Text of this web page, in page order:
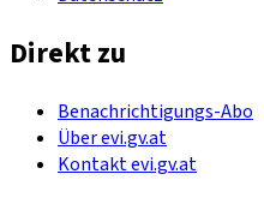
Direkt zu
Benachrichtigungs-Abo
Über evi.gv.at
Kontakt evi.gv.at